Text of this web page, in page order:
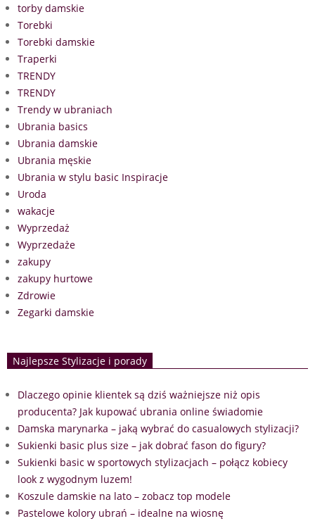
torby damskie
Torebki
Torebki damskie
Traperki
TRENDY
TRENDY
Trendy w ubraniach
Ubrania basics
Ubrania damskie
Ubrania męskie
Ubrania w stylu basic Inspiracje
Uroda
wakacje
Wyprzedaż
Wyprzedaże
zakupy
zakupy hurtowe
Zdrowie
Zegarki damskie
Najlepsze Stylizacje i porady
Dlaczego opinie klientek są dziś ważniejsze niż opis
producenta? Jak kupować ubrania online świadomie
Damska marynarka – jaką wybrać do casualowych stylizacji?
Sukienki basic plus size – jak dobrać fason do figury?
Sukienki basic w sportowych stylizacjach – połącz kobiecy
look z wygodnym luzem!
Koszule damskie na lato – zobacz top modele
Pastelowe kolory ubrań – idealne na wiosnę